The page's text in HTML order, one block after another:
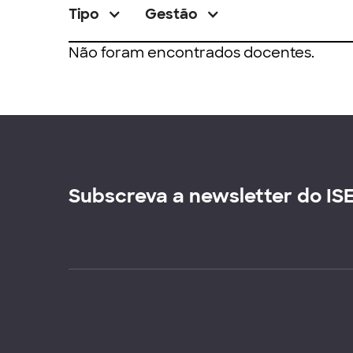
Tipo Gestão
Não foram encontrados docentes.
Subscreva a newsletter do